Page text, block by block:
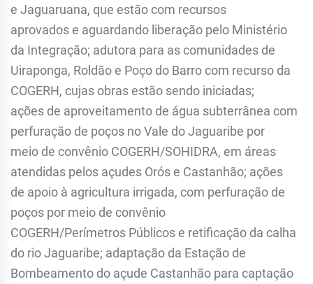
e Jaguaruana, que estão com recursos
aprovados e aguardando liberação pelo Ministério
da Integração; adutora para as comunidades de
Uiraponga, Roldão e Poço do Barro com recurso da
COGERH, cujas obras estão sendo iniciadas;
ações de aproveitamento de água subterrânea com
perfuração de poços no Vale do Jaguaribe por
meio de convênio COGERH/SOHIDRA, em áreas
atendidas pelos açudes Orós e Castanhão; ações
de apoio à agricultura irrigada, com perfuração de
poços por meio de convênio
COGERH/Perímetros Públicos e retificação da calha
do rio Jaguaribe; adaptação da Estação de
Bombeamento do açude Castanhão para captação